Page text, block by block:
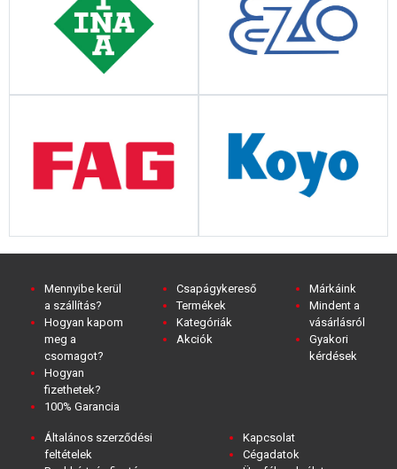
Mennyibe kerül
a szállítás?
Hogyan kapom
meg a
csomagot?
Hogyan
fizethetek?
100% Garancia
Csapágykereső
Termékek
Kategóriák
Akciók
Márkáink
Mindent a
vásárlásról
Gyakori
kérdések
Általános szerződési
feltételek
Kapcsolat
Cégadatok